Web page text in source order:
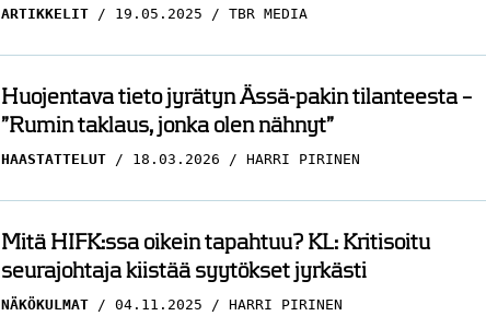
ARTIKKELIT 19.05.2025 TBR MEDIA
Huojentava tieto jyrätyn Ässä-pakin tilanteesta –
”Rumin taklaus, jonka olen nähnyt”
HAASTATTELUT 18.03.2026 HARRI PIRINEN
Mitä HIFK:ssa oikein tapahtuu? KL: Kritisoitu
seurajohtaja kiistää syytökset jyrkästi
NÄKÖKULMAT 04.11.2025 HARRI PIRINEN